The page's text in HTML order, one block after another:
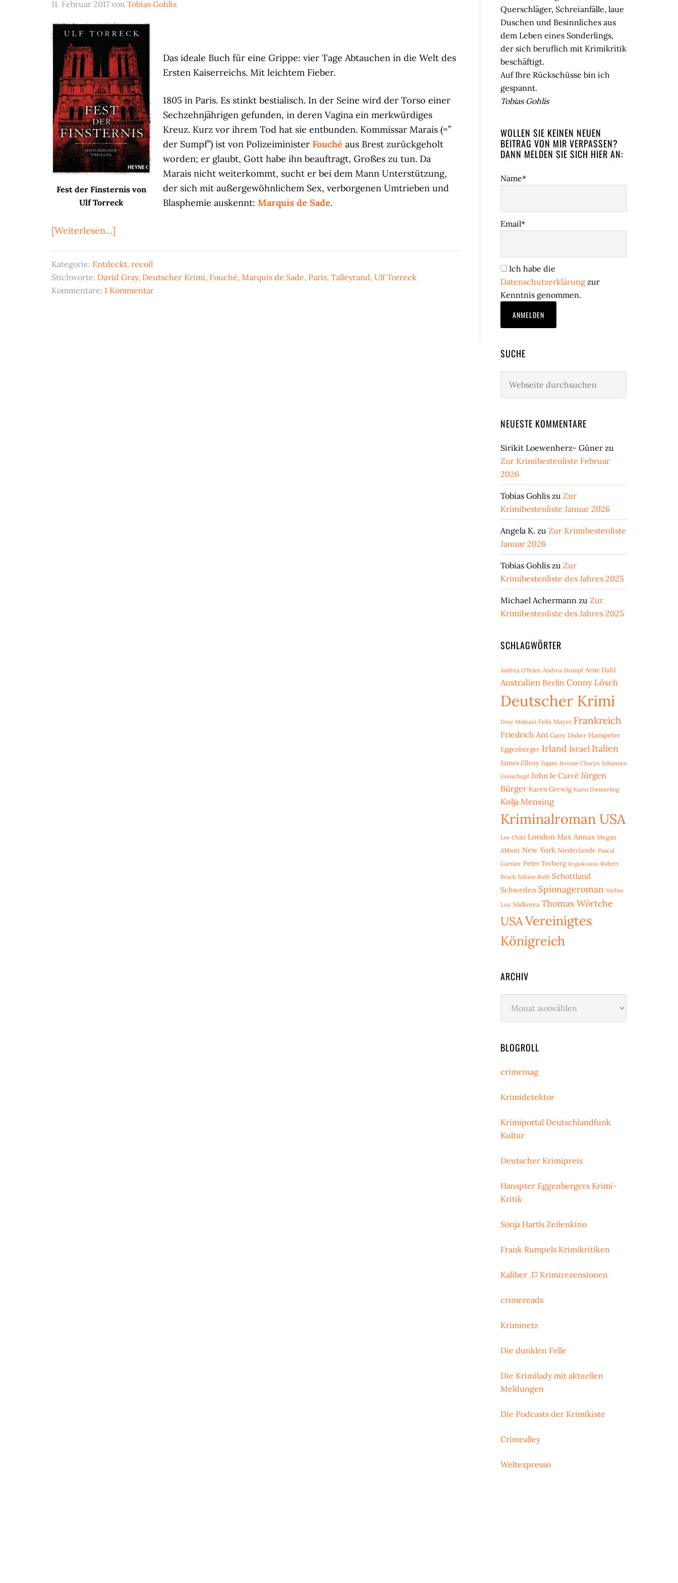
11. Februar 2017 von Tobias Gohlis
Fest der Finsternis von
Ulf Torreck
Das ideale Buch für eine Grippe: vier Tage Abtauchen in die Welt des
Ersten Kaiserreichs. Mit leichtem Fieber.
1805 in Paris. Es stinkt bestialisch. In der Seine wird der Torso einer
Sechzehnjährigen gefunden, in deren Vagina ein merkwürdiges
Kreuz. Kurz vor ihrem Tod hat sie entbunden. Kommissar Marais (=”
der Sumpf”) ist von Polizeiminister Fouché aus Brest zurückgeholt
worden; er glaubt, Gott habe ihn beauftragt, Großes zu tun. Da
Marais nicht weiterkommt, sucht er bei dem Mann Unterstützung,
der sich mit außergewöhnlichem Sex, verborgenen Umtrieben und
Blasphemie auskennt: Marquis de Sade.
[Weiterlesen…]
Fest
der
Finsternis
Kategorie: Entdeckt, recoil
Stichworte: David Gray, Deutscher Krimi, Fouché, Marquis de Sade, Paris, Talleyrand, Ulf Torreck
Kommentare: 1 Kommentar
Querschläger, Schreianfälle, laue
Duschen und Besinnliches aus
dem Leben eines Sonderlings,
der sich beruflich mit Krimikritik
beschäftigt.
Auf Ihre Rückschüsse bin ich
gespannt.
Tobias Gohlis
WOLLEN SIE KEINEN NEUEN
BEITRAG VON MIR VERPASSEN?
DANN MELDEN SIE SICH HIER AN:
Name*
Email*
Ich habe die
Datenschutzerklärung zur
Kenntnis genommen.
SUCHE
durchsuchen
NEUESTE KOMMENTARE
Sirikit Loewenherz- Güner zu
Zur Krimibestenliste Februar
2026
Tobias Gohlis zu Zur
Krimibestenliste Januar 2026
Angela K. zu Zur Krimibestenliste
Januar 2026
Tobias Gohlis zu Zur
Krimibestenliste des Jahres 2025
Michael Achermann zu Zur
Krimibestenliste des Jahres 2025
SCHLAGWÖRTER
Andrea O'Brien Andrea Stumpf Arne Dahl
Australien Berlin Conny Lösch
Deutscher Krimi
Dror Mishani Felix Mayer Frankreich
Friedrich Ani Garry Disher Hanspeter
Eggenberger Irland Israel Italien
James Ellroy Japan Jerome Charyn Johannes
Groschupf John le Carré Jürgen
Bürger Karen Gerwig Karin Diemerling
Kolja Mensing
Kriminalroman USA
Lee Child London Max Annas Megan
Abbott New York Niederlande Pascal
Garnier Peter Torberg Regiokrimis Robert
Brack Sabine Roth Schottland
Schweden Spionageroman Stefan
Lux Südkorea Thomas Wörtche
USAVereinigtes
Königreich
ARCHIV
BLOGROLL
crimemag
Krimidetektor
Krimiportal Deutschlandfunk
Kultur
Deutscher Krimipreis
Hanspter Eggenbergers Krimi-
Kritik
Sonja Hartls Zeilenkino
Frank Rumpels Krimikritiken
Kaliber .17 Krimirezensionen
crimereads
Kriminetz
Die dunklen Felle
Die Krimilady mit aktuellen
Meldungen
Die Podcasts der Krimikiste
Crimealley
Weltexpresso